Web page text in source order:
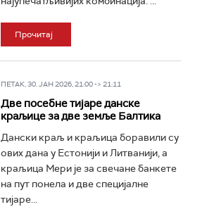
Прочитај
ПЕТАК, 30. ЈАН 2026, 21:00 -> 21:11
Две посебне тијаре данске
краљице за две земље Балтика
Дански краљ и краљица боравили су
ових дана у Естонији и Литванији, а
краљица Мери је за свечане банкете
на пут понела и две специјалне
тијаре...